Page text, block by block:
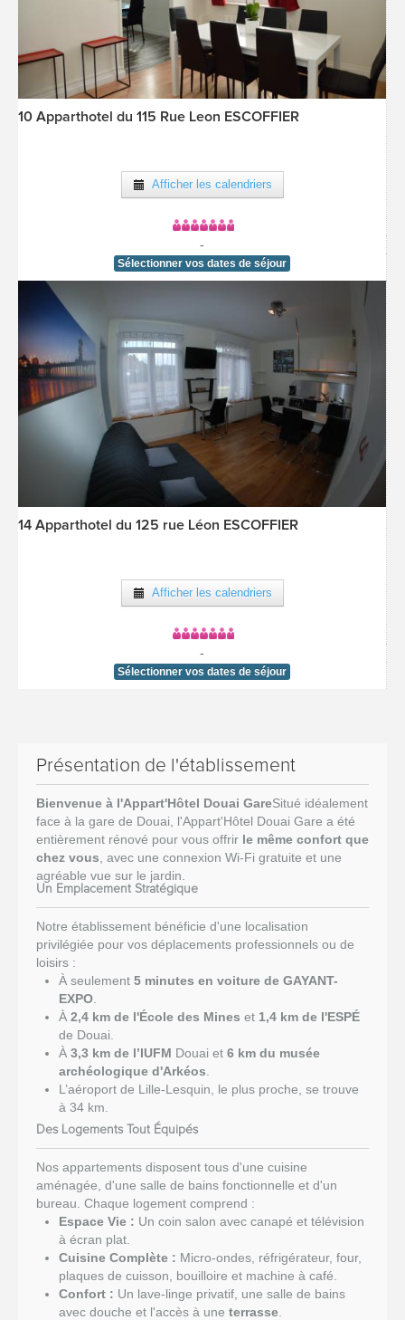
[voir la fiche détail]
10 Apparthotel du 115 Rue Leon ESCOFFIER
Afficher les calendriers
-
Sélectionner vos dates de séjour
[voir la fiche détail]
14 Apparthotel du 125 rue Léon ESCOFFIER
Afficher les calendriers
-
Sélectionner vos dates de séjour
Présentation de l'établissement
Bienvenue à l'Appart'Hôtel Douai GareSitué idéalement
face à la gare de Douai, l'Appart'Hôtel Douai Gare a été
entièrement rénové pour vous offrir le même confort que
chez vous , avec une connexion Wi-Fi gratuite et une
agréable vue sur le jardin.
Un Emplacement Stratégique
Notre établissement bénéficie d'une localisation
privilégiée pour vos déplacements professionnels ou de
loisirs :
À seulement 5 minutes en voiture de GAYANT-
EXPO
À 2,4 km de l'École des Mines et 1,4 km de l'ESPÉ
de Douai.
À 3,3 km de l’IUFM Douai et 6 km du musée
archéologique d'Arkéos
L’aéroport de Lille-Lesquin, le plus proche, se trouve
à 34 km.
Des Logements Tout Équipés
Nos appartements disposent tous d'une cuisine
aménagée, d'une salle de bains fonctionnelle et d'un
bureau. Chaque logement comprend :
Espace Vie : Un coin salon avec canapé et télévision
à écran plat.
Cuisine Complète : Micro-ondes, réfrigérateur, four,
plaques de cuisson, bouilloire et machine à café.
Confort : Un lave-linge privatif, une salle de bains
avec douche et l'accès à une terrasse